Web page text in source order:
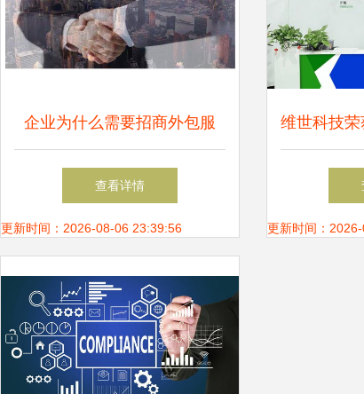
企业为什么需要招商外包服
务？——广州蓝奥信息科技的
专业解析
查看详情
更新时间：2026-08-06 23:39:56
维世科技荣
省产品和
更新时间：